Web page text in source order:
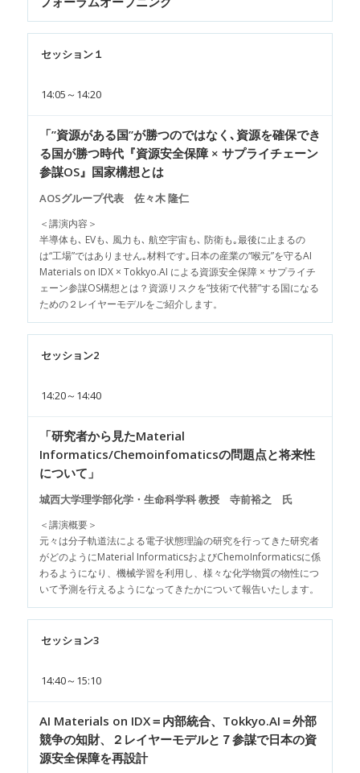
セッション１
14:05～14:20
「”資源がある国”が勝つのではなく､資源を確保でき
る国が勝つ時代『資源安全保障 × サプライチェーン
参謀OS』国家構想とは
AOSグループ代表 佐々木 隆仁
＜講演内容＞
半導体も､ EVも､ 風力も､ 航空宇宙も､ 防衛も｡最後に止まるの
は“工場”ではありません｡材料です｡日本の産業の“喉元”を守るAI
Materials on IDX × Tokkyo.AI による資源安全保障 × サプライチ
ェーン参謀OS構想とは？資源リスクを“技術で代替”する国になる
ための２レイヤーモデルをご紹介します。
セッション2
14:20～14:40
「研究者から見たMaterial
Informatics/Chemoinfomaticsの問題点と将来性
について」
城西大学理学部化学・生命科学科 教授 寺前裕之 氏
＜講演概要＞
元々は分子軌道法による電子状態理論の研究を行ってきた研究者
がどのようにMaterial InformaticsおよびChemoInformaticsに係
わるようになり、機械学習を利用し、様々な化学物質の物性につ
いて予測を行えるようになってきたかについて報告いたします。
セッション3
14:40～15:10
AI Materials on IDX＝内部統合、Tokkyo.AI＝外部
競争の知財、２レイヤーモデルと７参謀で日本の資
源安全保障を再設計